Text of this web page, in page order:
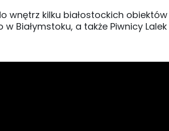
wnętrz kilku białostockich obiektów
Białymstoku, a także Piwnicy